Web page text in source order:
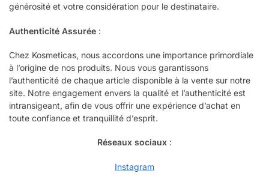
générosité et votre considération pour le destinataire.
Authenticité Assurée :
Chez Kosmeticas, nous accordons une importance primordiale
à l’origine de nos produits. Nous vous garantissons
l’authenticité de chaque article disponible à la vente sur notre
site. Notre engagement envers la qualité et l’authenticité est
intransigeant, afin de vous offrir une expérience d’achat en
toute confiance et tranquillité d’esprit.
Réseaux sociaux :
Instagram